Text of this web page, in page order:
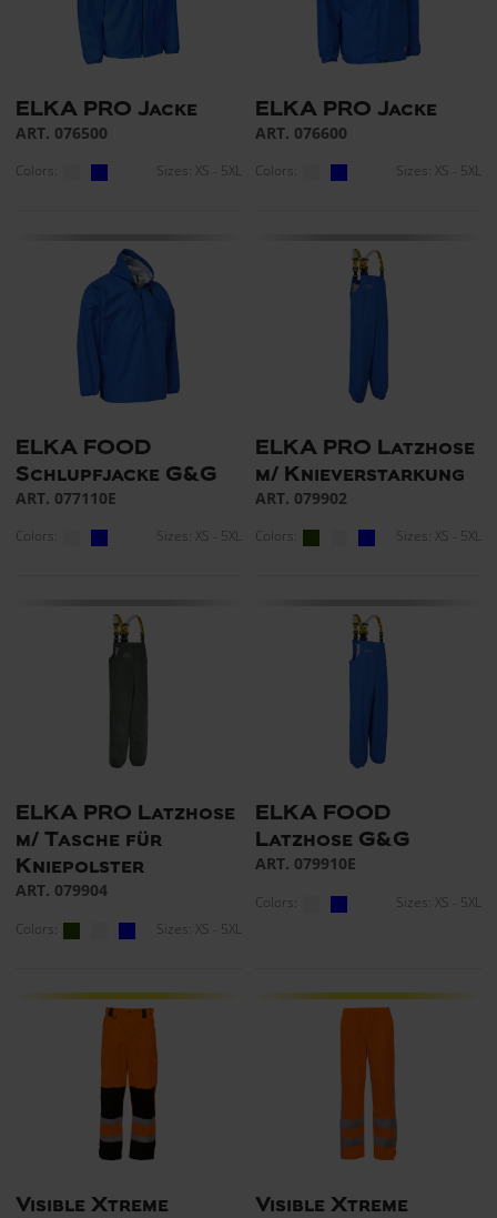
ELKA PRO Jacke
ART. 076500
Colors: Sizes: XS - 5XL
ELKA PRO Jacke
ART. 076600
Colors: Sizes: XS - 5XL
ELKA FOOD
Schlupfjacke G&G
ART. 077110E
Colors: Sizes: XS - 5XL
ELKA PRO Latzhose
m/ Knieverstarkung
ART. 079902
Colors: Sizes: XS - 5XL
ELKA PRO Latzhose
m/ Tasche für
Kniepolster
ART. 079904
Colors: Sizes: XS - 5XL
ELKA FOOD
Latzhose G&G
ART. 079910E
Colors: Sizes: XS - 5XL
Visible Xtreme
Visible Xtreme